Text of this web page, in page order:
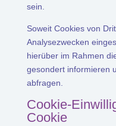
sein.
Soweit Cookies von
Analysezwecken
hierüber im Rahmen
gesondert informieren
abfragen.
Cookie-
Cookie